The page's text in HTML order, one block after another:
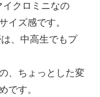
イクロミニなの
イズ感です。
、中高生でもプ
、ちょっとした変
です。